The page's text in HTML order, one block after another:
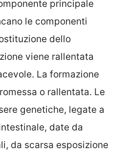
principale
le componenti
dello
viene rallentata
La formazione
o rallentata. Le
genetiche, legate a
date da
da scarsa esposizione